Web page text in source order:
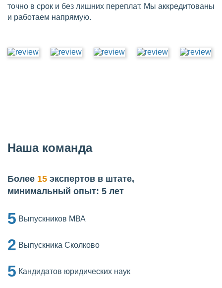
точно в срок и без лишних переплат. Мы аккредитованы
и работаем напрямую.
Наша команда
Более 15 экспертов в штате,
минимальный опыт: 5 лет
5 Выпускников МВА
2 Выпускника Сколково
5 Кандидатов юридических наук